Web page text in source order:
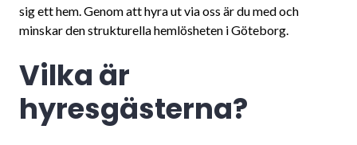
sig ett hem. Genom att hyra ut via oss är du med och
minskar den strukturella hemlösheten i Göteborg.
Vilka är
hyresgästerna?